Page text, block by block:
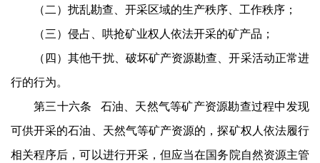
（二）扰乱勘查、开采区域的生产秩序、工作秩序；
（三）侵占、哄抢矿业权人依法开采的矿产品；
（四）其他干扰、破坏矿产资源勘查、开采活动正常进
行的行为。
第三十六条 石油、天然气等矿产资源勘查过程中发现
可供开采的石油、天然气等矿产资源的，探矿权人依法履行
相关程序后，可以进行开采，但应当在国务院自然资源主管